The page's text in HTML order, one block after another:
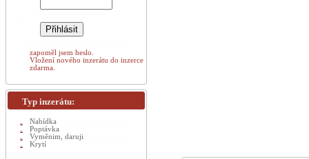
zapoměl jsem heslo.
Vložení nového inzerátu do inzerce
zdarma.
Typ inzerátu:
Nabídka
Poptávka
Vyměnim, daruji
Krytí